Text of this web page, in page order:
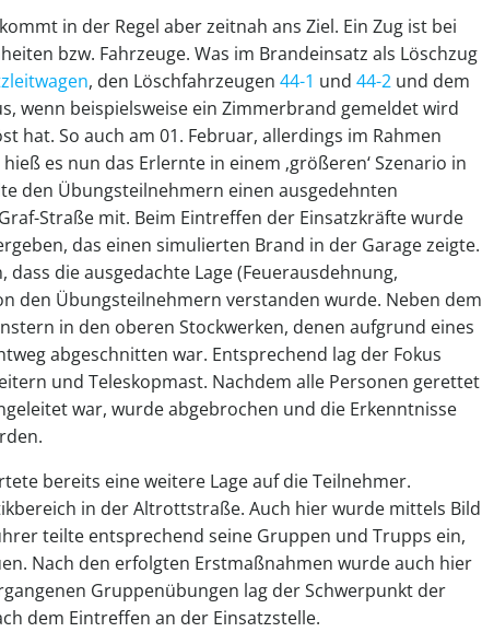
in der Regel aber zeitnah ans Ziel. Ein Zug ist bei
bzw. Fahrzeuge. Was im Brandeinsatz als Löschzug
, den Löschfahrzeugen 44-1 und 44-2 und dem
wenn beispielsweise ein Zimmerbrand gemeldet wird
hat. So auch am 01. Februar, allerdings im Rahmen
hieß es nun das Erlernte in einem ‚größeren‘ Szenario in
den Übungsteilnehmern einen ausgedehnten
Straße mit. Beim Eintreffen der Einsatzkräfte wurde
das einen simulierten Brand in der Garage zeigte.
die ausgedachte Lage (Feuerausdehnung,
den Übungsteilnehmern verstanden wurde. Neben dem
in den oberen Stockwerken, denen aufgrund eines
abgeschnitten war. Entsprechend lag der Fokus
und Teleskopmast. Nachdem alle Personen gerettet
war, wurde abgebrochen und die Erkenntnisse
bereits eine weitere Lage auf die Teilnehmer.
in der Altrottstraße. Auch hier wurde mittels Bild
teilte entsprechend seine Gruppen und Trupps ein,
Nach den erfolgten Erstmaßnahmen wurde auch hier
Gruppenübungen lag der Schwerpunkt der
dem Eintreffen an der Einsatzstelle.